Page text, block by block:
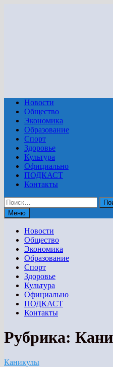
Новости
Общество
Экономика
Образование
Спорт
Здоровье
Культура
Официально
ПОДКАСТ
Контакты
Найти:
Меню
Новости
Общество
Экономика
Образование
Спорт
Здоровье
Культура
Официально
ПОДКАСТ
Контакты
Рубрика:
Каникулы